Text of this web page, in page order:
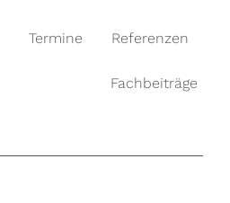
Termine Referenzen
Fachbeiträge